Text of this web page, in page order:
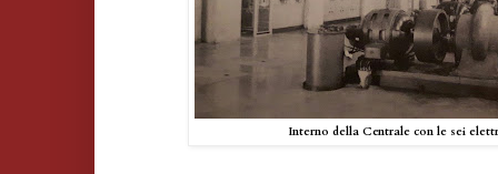
Interno della Centrale con le sei